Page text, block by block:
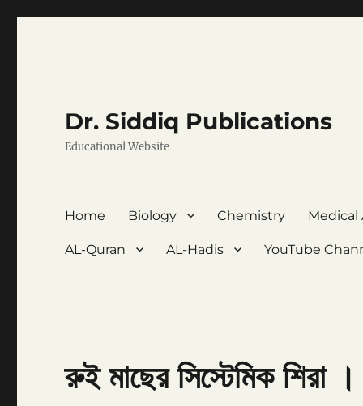
Dr. Siddiq Publications
Educational Website
Home Biology Chemistry Medical
AL-Quran AL-Hadis YouTube
রুই মাছের সিস্টেমিক শিরা ।